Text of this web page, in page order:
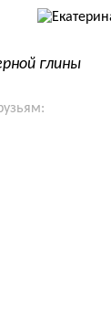
глины